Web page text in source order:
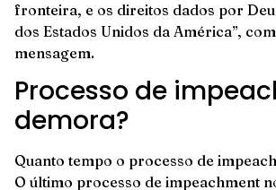
fronteira, e os direitos dados por
dos Estados Unidos da América”,
mensagem.
Processo de
demora?
Quanto tempo o processo de
O último processo de impeachment